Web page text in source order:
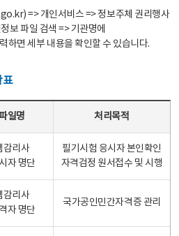
=> 개인서비스 => 정보주체 권리행사
보 파일 검색 => 기관명에
하면 세부 내용을 확인할 수 있습니다.
표
일명 처리목적
감리사
자 명단
필기시험 응시자 본인확인
자격검정 원서접수 및 시행
감리사
자 명단
국가공인민간자격증 관리